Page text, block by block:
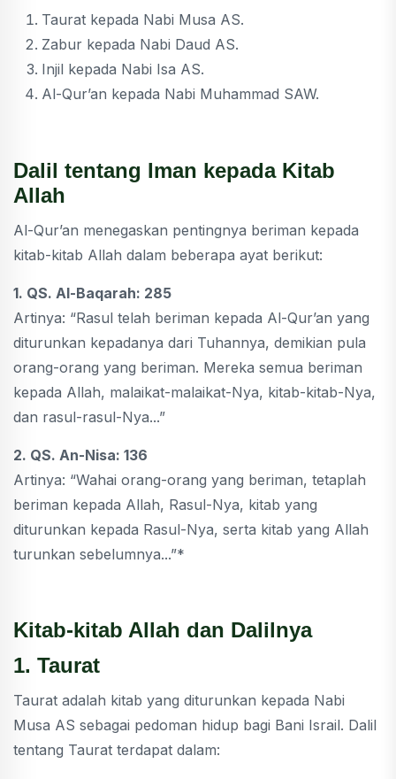
Taurat kepada Nabi Musa AS.
Zabur kepada Nabi Daud AS.
Injil kepada Nabi Isa AS.
Al-Qur’an kepada Nabi Muhammad SAW.
Dalil tentang Iman kepada Kitab
Allah
Al-Qur’an menegaskan pentingnya beriman kepada
kitab-kitab Allah dalam beberapa ayat berikut:
1. QS. Al-Baqarah: 285
Artinya: “Rasul telah beriman kepada Al-Qur’an yang
diturunkan kepadanya dari Tuhannya, demikian pula
orang-orang yang beriman. Mereka semua beriman
kepada Allah, malaikat-malaikat-Nya, kitab-kitab-Nya,
dan rasul-rasul-Nya...”
2. QS. An-Nisa: 136
Artinya: “Wahai orang-orang yang beriman, tetaplah
beriman kepada Allah, Rasul-Nya, kitab yang
diturunkan kepada Rasul-Nya, serta kitab yang Allah
turunkan sebelumnya...”*
Kitab-kitab Allah dan Dalilnya
1. Taurat
Taurat adalah kitab yang diturunkan kepada Nabi
Musa AS sebagai pedoman hidup bagi Bani Israil. Dalil
tentang Taurat terdapat dalam: